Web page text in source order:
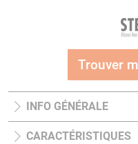
Trouver
INFO GÉNÉRALE
CARACTÉRISTIQUES